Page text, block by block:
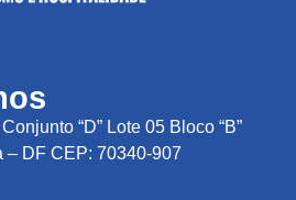
“D” Lote 05 Bloco “B”
– DF CEP: 70340-907